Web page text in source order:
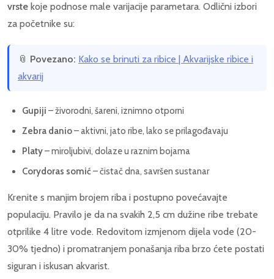
vrste koje podnose male varijacije parametara. Odlični izbori
za početnike su:
📎 Povezano: Kako se brinuti za ribice | Akvarijske ribice i
akvarij
Gupiji – živorodni, šareni, iznimno otporni
Zebra danio– aktivni, jato ribe, lako se prilagođavaju
Platy– miroljubivi, dolaze u raznim bojama
Corydoras somić– čistač dna, savršen sustanar
Krenite s manjim brojem riba i postupno povećavajte
populaciju. Pravilo je da na svakih 2,5 cm dužine ribe trebate
otprilike 4 litre vode. Redovitom izmjenom dijela vode (20-
30% tjedno) i promatranjem ponašanja riba brzo ćete postati
siguran i iskusan akvarist.